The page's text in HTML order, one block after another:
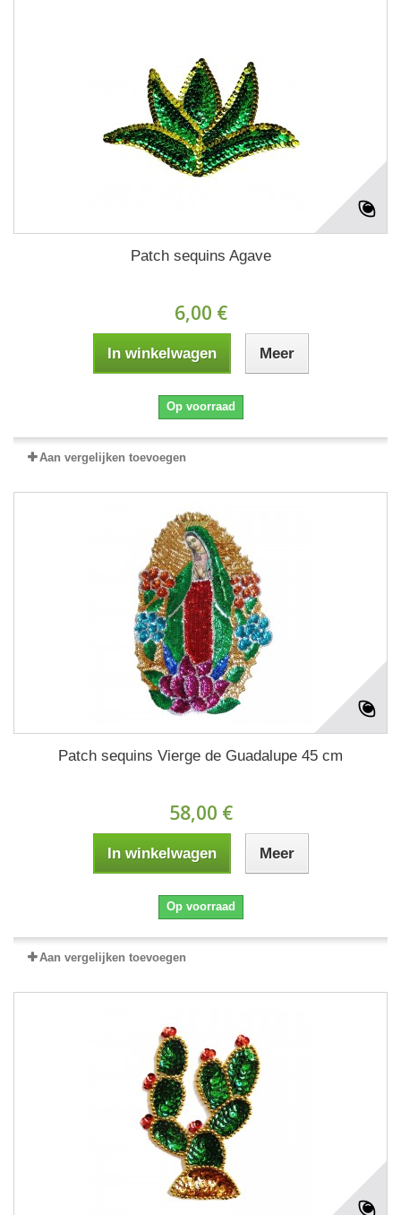
Patch sequins Agave
6,00 €
In winkelwagen Meer
Op voorraad
Aan vergelijken toevoegen
Patch sequins Vierge de Guadalupe 45 cm
58,00 €
In winkelwagen Meer
Op voorraad
Aan vergelijken toevoegen